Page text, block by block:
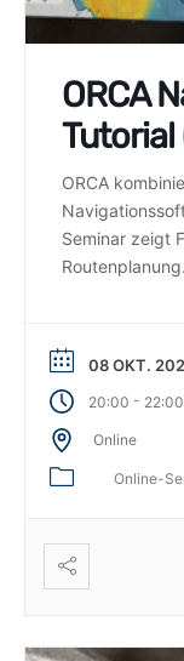
ORCA
Tutorial
ORCA
Seminar zeigt
Routenplanung.
08 OKT.
20:00 - 22:00
Online
Online-